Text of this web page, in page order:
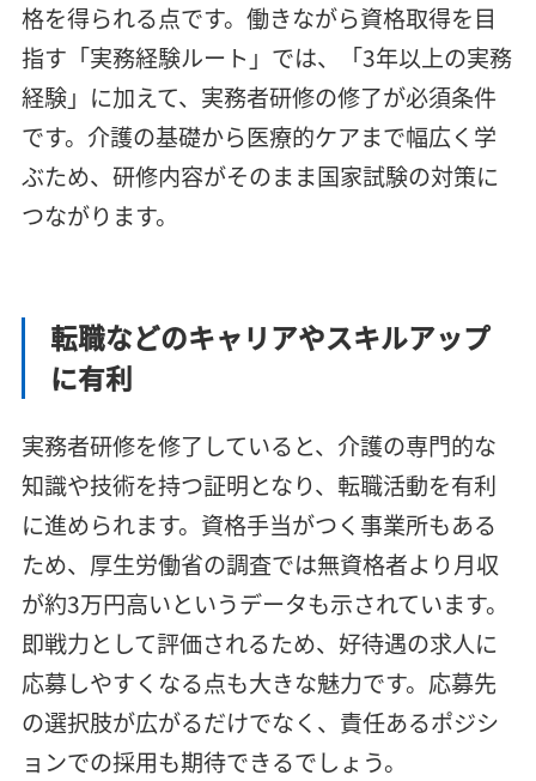
格を得られる点です。働きながら資格取得を目
指す「実務経験ルート」では、「3年以上の実務
経験」に加えて、実務者研修の修了が必須条件
です。介護の基礎から医療的ケアまで幅広く学
ぶため、研修内容がそのまま国家試験の対策に
つながります。
転職などのキャリアやスキルアップ
に有利
実務者研修を修了していると、介護の専門的な
知識や技術を持つ証明となり、転職活動を有利
に進められます。資格手当がつく事業所もある
ため、厚生労働省の調査では無資格者より月収
が約3万円高いというデータも示されています。
即戦力として評価されるため、好待遇の求人に
応募しやすくなる点も大きな魅力です。応募先
の選択肢が広がるだけでなく、責任あるポジシ
ョンでの採用も期待できるでしょう。